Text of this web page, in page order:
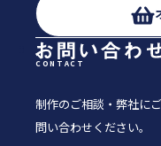
CONTACT
制作のご相談・弊社に
問い合わせください。